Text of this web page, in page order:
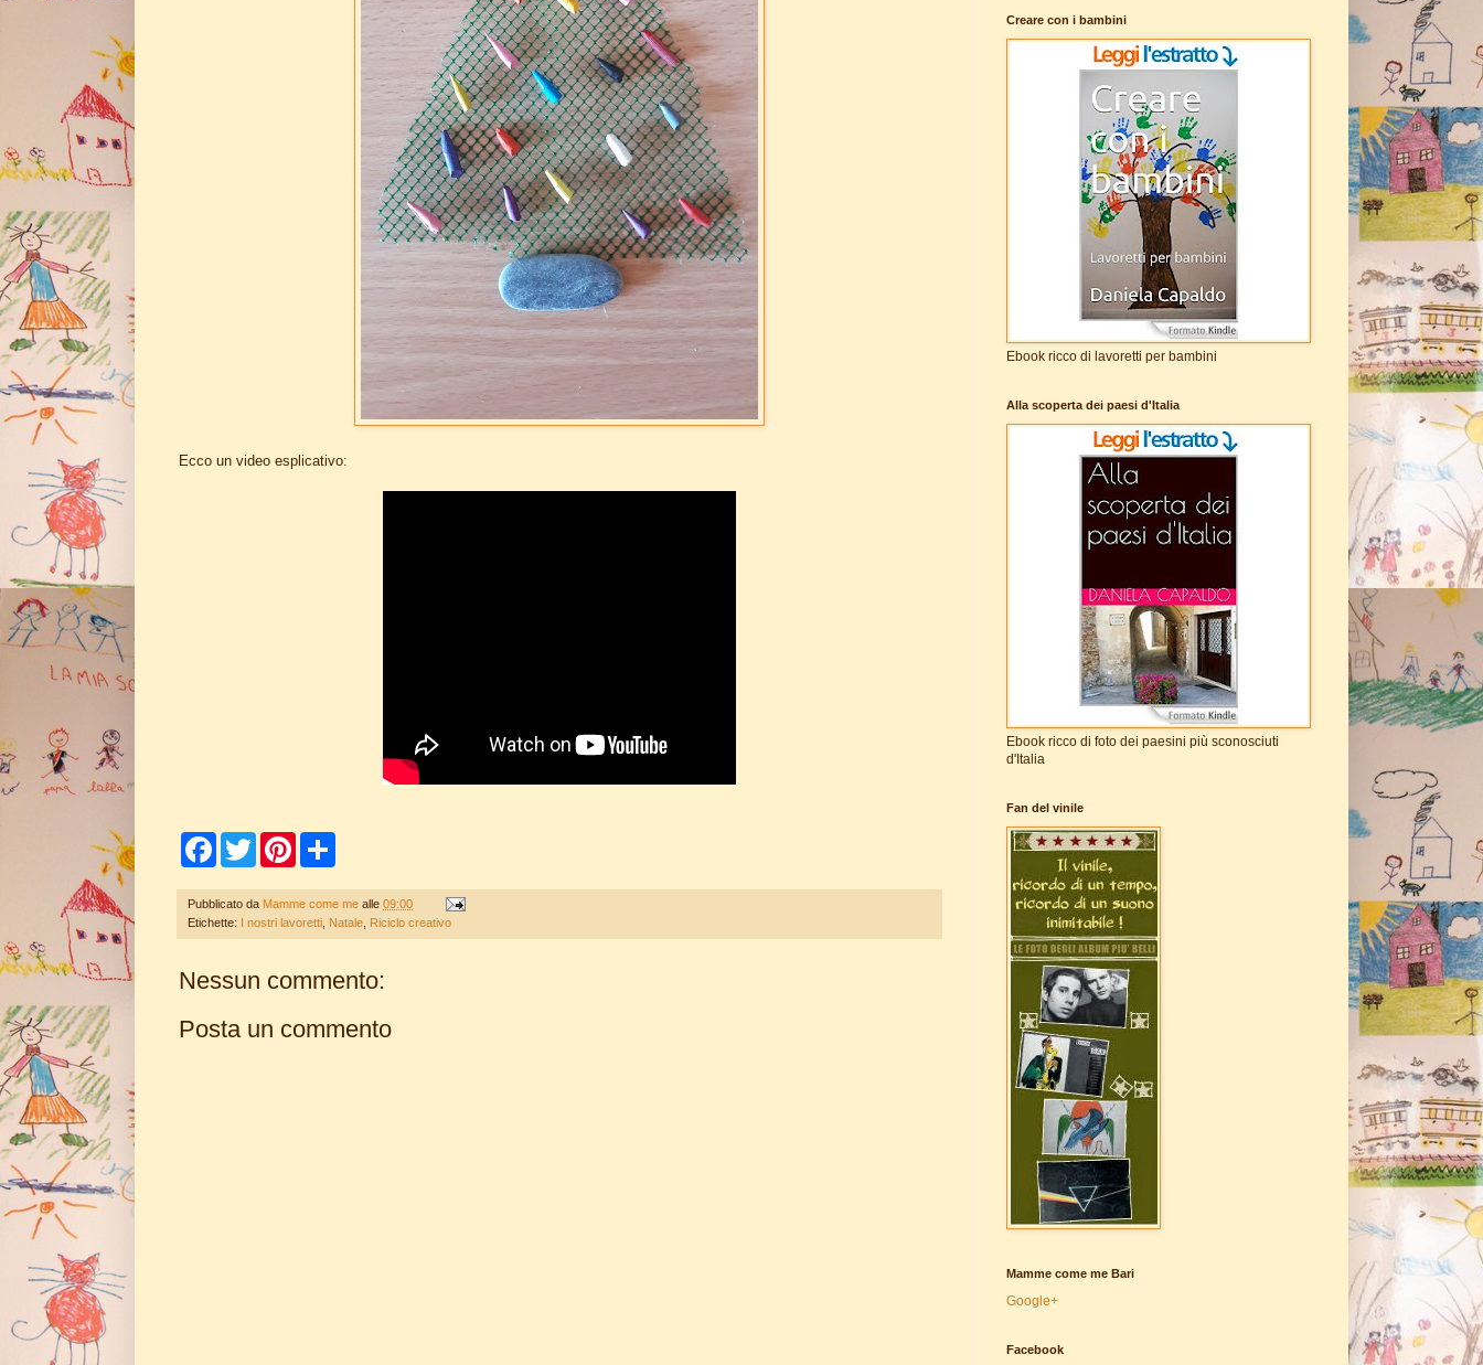
Ecco un video esplicativo:
F
e
b
o
T
w
t
t
e
P
t
e
r
t
r
e
Pubblicato da Mamme come me alle 09:00
Etichette: I nostri lavoretti Natale Riciclo creativo
Nessun commento:
Posta un commento
Creare con i bambini
Ebook ricco di lavoretti per bambini
Alla scoperta dei paesi d'Italia
Ebook ricco di foto dei paesini più sconosciuti
d'Italia
Fan del vinile
Mamme come me Bari
Google+
Facebook